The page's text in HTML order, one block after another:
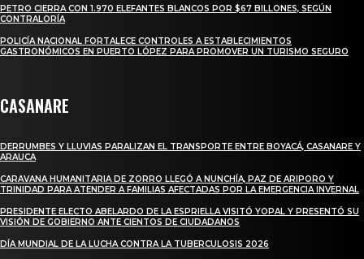
PETRO CIERRA CON 1.970 ELEFANTES BLANCOS POR $67 BILLONES, SEGÚN
CONTRALORÍA
POLICÍA NACIONAL FORTALECE CONTROLES A ESTABLECIMIENTOS
GASTRONÓMICOS EN PUERTO LÓPEZ PARA PROMOVER UN TURISMO SEGURO
CASANARE
DERRUMBES Y LLUVIAS PARALIZAN EL TRANSPORTE ENTRE BOYACÁ, CASANARE Y
ARAUCA
CARAVANA HUMANITARIA DE ZORRO LLEGÓ A NUNCHÍA, PAZ DE ARIPORO Y
TRINIDAD PARA ATENDER A FAMILIAS AFECTADAS POR LA EMERGENCIA INVERNAL
PRESIDENTE ELECTO ABELARDO DE LA ESPRIELLA VISITÓ YOPAL Y PRESENTÓ SU
VISIÓN DE GOBIERNO ANTE CIENTOS DE CIUDADANOS
DÍA MUNDIAL DE LA LUCHA CONTRA LA TUBERCULOSIS 2026